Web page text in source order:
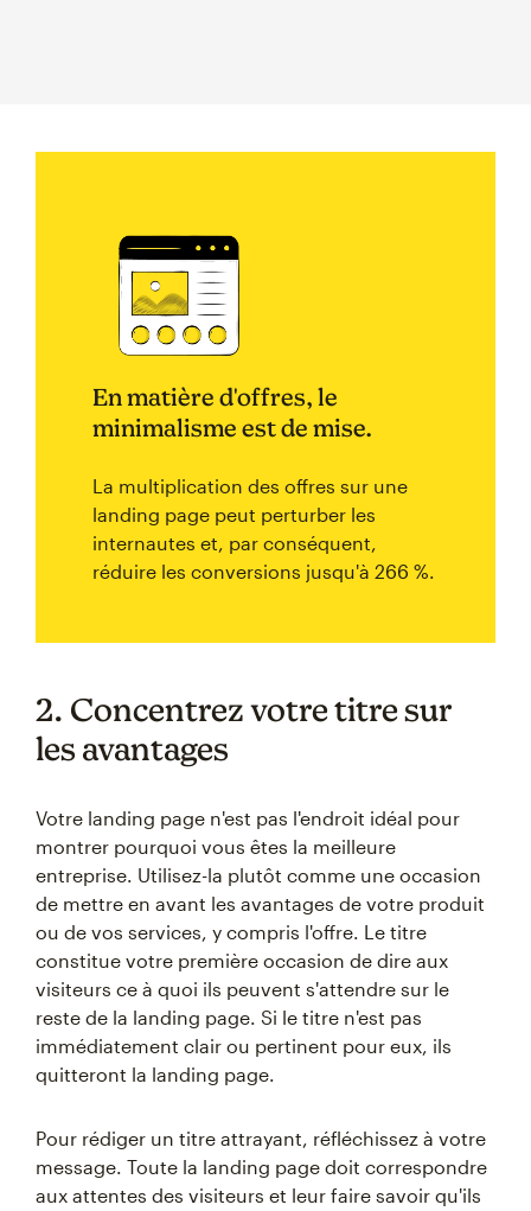
En matière d'offres, le
minimalisme est de mise.
La multiplication des offres sur une
landing page peut perturber les
internautes et, par conséquent,
réduire les conversions jusqu'à 266 %.
2. Concentrez votre titre sur
les avantages
Votre landing page n'est pas l'endroit idéal pour
montrer pourquoi vous êtes la meilleure
entreprise. Utilisez-la plutôt comme une occasion
de mettre en avant les avantages de votre produit
ou de vos services, y compris l'offre. Le titre
constitue votre première occasion de dire aux
visiteurs ce à quoi ils peuvent s'attendre sur le
reste de la landing page. Si le titre n'est pas
immédiatement clair ou pertinent pour eux, ils
quitteront la landing page.
Pour rédiger un titre attrayant, réfléchissez à votre
message. Toute la landing page doit correspondre
aux attentes des visiteurs et leur faire savoir qu'ils